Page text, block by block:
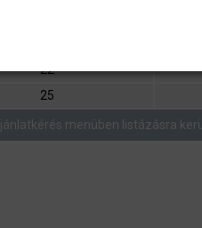
22
25
menüben listázásra